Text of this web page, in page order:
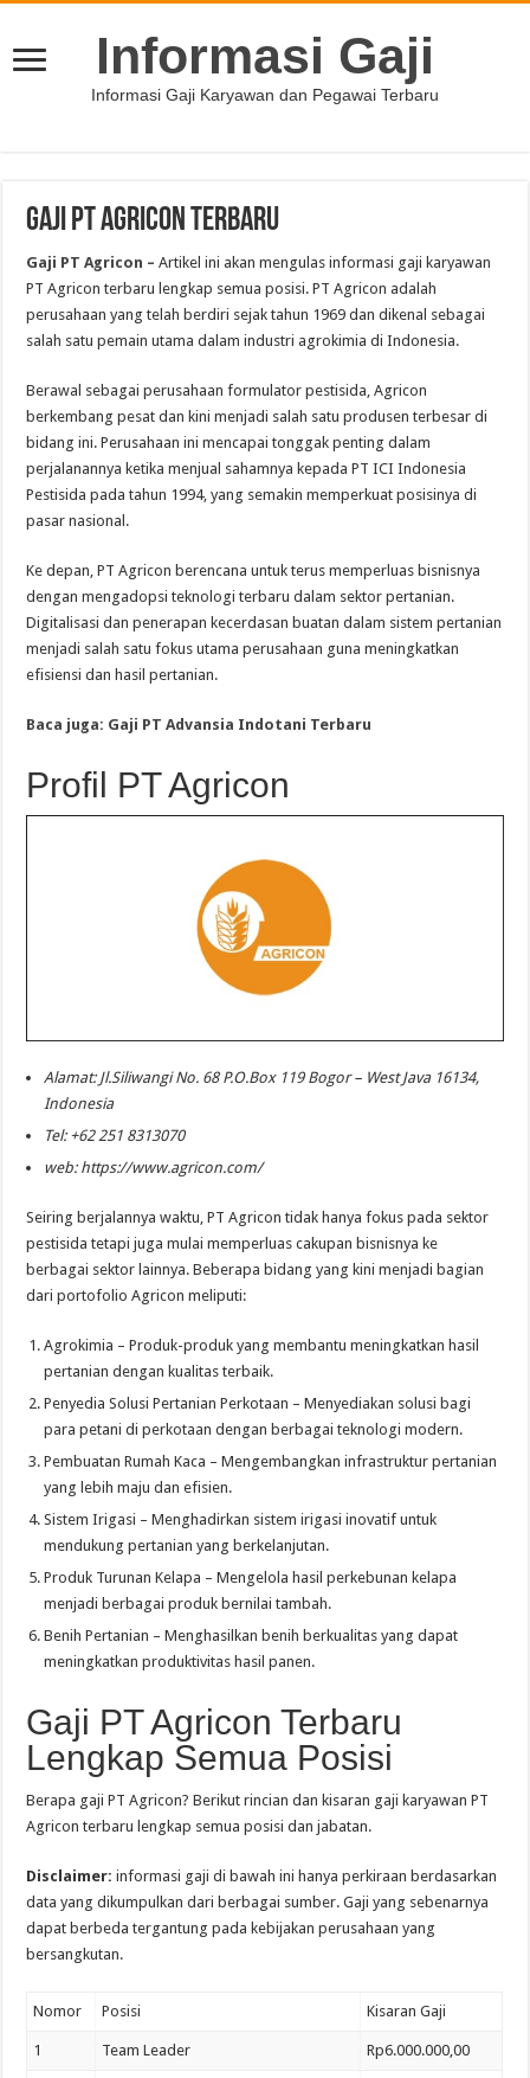
Informasi Gaji
Informasi Gaji Karyawan dan Pegawai Terbaru
Gaji PT Agricon Terbaru
Gaji PT Agricon – Artikel ini akan mengulas informasi gaji karyawan
PT Agricon terbaru lengkap semua posisi. PT Agricon adalah
perusahaan yang telah berdiri sejak tahun 1969 dan dikenal sebagai
salah satu pemain utama dalam industri agrokimia di Indonesia.
Berawal sebagai perusahaan formulator pestisida, Agricon
berkembang pesat dan kini menjadi salah satu produsen terbesar di
bidang ini. Perusahaan ini mencapai tonggak penting dalam
perjalanannya ketika menjual sahamnya kepada PT ICI Indonesia
Pestisida pada tahun 1994, yang semakin memperkuat posisinya di
pasar nasional.
Ke depan, PT Agricon berencana untuk terus memperluas bisnisnya
dengan mengadopsi teknologi terbaru dalam sektor pertanian.
Digitalisasi dan penerapan kecerdasan buatan dalam sistem pertanian
menjadi salah satu fokus utama perusahaan guna meningkatkan
efisiensi dan hasil pertanian.
Baca juga: Gaji PT Advansia Indotani Terbaru
Profil PT Agricon
Alamat: Jl.Siliwangi No. 68 P.O.Box 119 Bogor – West Java 16134,
Indonesia
Tel: +62 251 8313070
web: https://www.agricon.com/
Seiring berjalannya waktu, PT Agricon tidak hanya fokus pada sektor
pestisida tetapi juga mulai memperluas cakupan bisnisnya ke
berbagai sektor lainnya. Beberapa bidang yang kini menjadi bagian
dari portofolio Agricon meliputi:
Agrokimia – Produk-produk yang membantu meningkatkan hasil
pertanian dengan kualitas terbaik.
Penyedia Solusi Pertanian Perkotaan – Menyediakan solusi bagi
para petani di perkotaan dengan berbagai teknologi modern.
Pembuatan Rumah Kaca – Mengembangkan infrastruktur pertanian
yang lebih maju dan efisien.
Sistem Irigasi – Menghadirkan sistem irigasi inovatif untuk
mendukung pertanian yang berkelanjutan.
Produk Turunan Kelapa – Mengelola hasil perkebunan kelapa
menjadi berbagai produk bernilai tambah.
Benih Pertanian – Menghasilkan benih berkualitas yang dapat
meningkatkan produktivitas hasil panen.
Gaji PT Agricon Terbaru
Lengkap Semua Posisi
Berapa gaji PT Agricon? Berikut rincian dan kisaran gaji karyawan PT
Agricon terbaru lengkap semua posisi dan jabatan.
Disclaimer: informasi gaji di bawah ini hanya perkiraan berdasarkan
data yang dikumpulkan dari berbagai sumber. Gaji yang sebenarnya
dapat berbeda tergantung pada kebijakan perusahaan yang
bersangkutan.
Nomor Posisi Kisaran Gaji
1 Team Leader Rp6.000.000,00